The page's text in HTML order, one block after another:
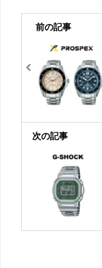
前の記事
次の記事